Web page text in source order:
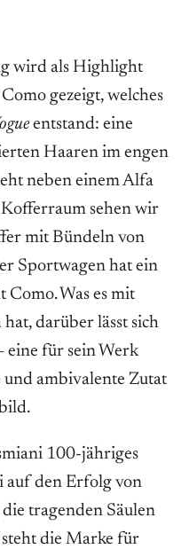
wird als Highlight
gezeigt, welches
entstand: eine
Haaren im engen
neben einem Alfa
sehen wir
mit Bündeln von
Sportwagen hat ein
Was es mit
darüber lässt sich
eine für sein Werk
und ambivalente Zutat
100-jähriges
auf den Erfolg von
tragenden Säulen
die Marke für